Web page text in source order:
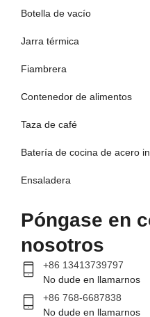
Botella de vacío
Jarra térmica
Fiambrera
Contenedor de alimentos
Taza de café
Batería de cocina de acero
Ensaladera
Póngase en
nosotros
+86 13413739797
No dude en llamarnos
+86 768-6687838
No dude en llamarnos